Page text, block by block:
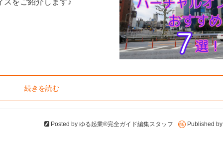
スをご紹介します♪
続きを読む
Posted by ゆる起業®完全ガイド編集スタッフ Published by